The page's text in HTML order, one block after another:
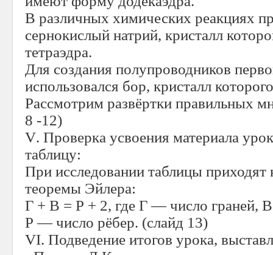
В различных химических реакциях
сернокислый натрий, кристалл
тетраэдра.
Для создания полупроводников
использовался бор, кристалл
Рассмотрим развёртки правильных
8 -12)
V. Проверка усвоения материала
таблицу:
При исследовании таблицы приходят
теоремы Эйлера:
Г + В = Р + 2, где Г — число граней,
Р — число рёбер. (слайд 13)
VI. Подведение итогов урока,